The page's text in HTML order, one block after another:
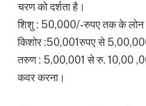
चरण को दर्शता है।
शिशु : 50,000/-रुपए तक के लोन
किशोर :50,001रुपए से
तरुण : 5,00,001 से रु. 10,00
कवर करना।